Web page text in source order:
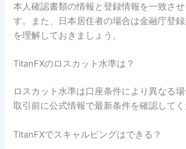
本人確認書類の情報と登録情報を一致さ
す。また、日本居住者の場合は金融庁登
を理解しておきましょう。
TitanFXのロスカット水準は？
ロスカット水準は口座条件により異なる場
取引前に公式情報で最新条件を確認してく
TitanFXでスキャルピングはできる？